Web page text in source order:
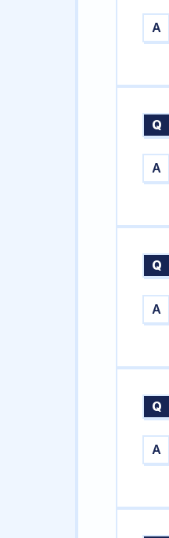
A
Q
A
Q
A
Q
A